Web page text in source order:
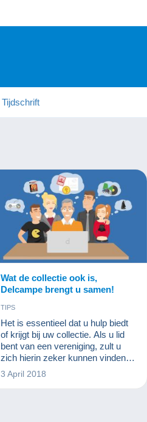
Tijdschrift
Wat de collectie ook is,
Delcampe brengt u samen!
TIPS
Het is essentieel dat u hulp biedt
of krijgt bij uw collectie. Als u lid
bent van een vereniging, zult u
zich hierin zeker kunnen vinden,
omdat u gewend bent om uw
kennis te delen of advies te
3 April 2018